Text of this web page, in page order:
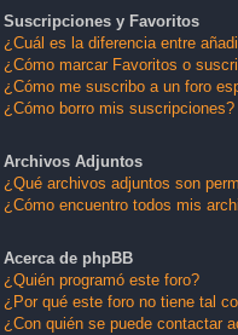
Suscripciones y Favoritos
¿Cuál es la diferencia entre
¿Cómo marcar Favoritos o
¿Cómo me suscribo a un foro
¿Cómo borro mis suscripciones?
Archivos Adjuntos
¿Qué archivos adjuntos son
¿Cómo encuentro todos mis
Acerca de phpBB
¿Quién programó este foro?
¿Por qué este foro no tiene tal
¿Con quién se puede contactar